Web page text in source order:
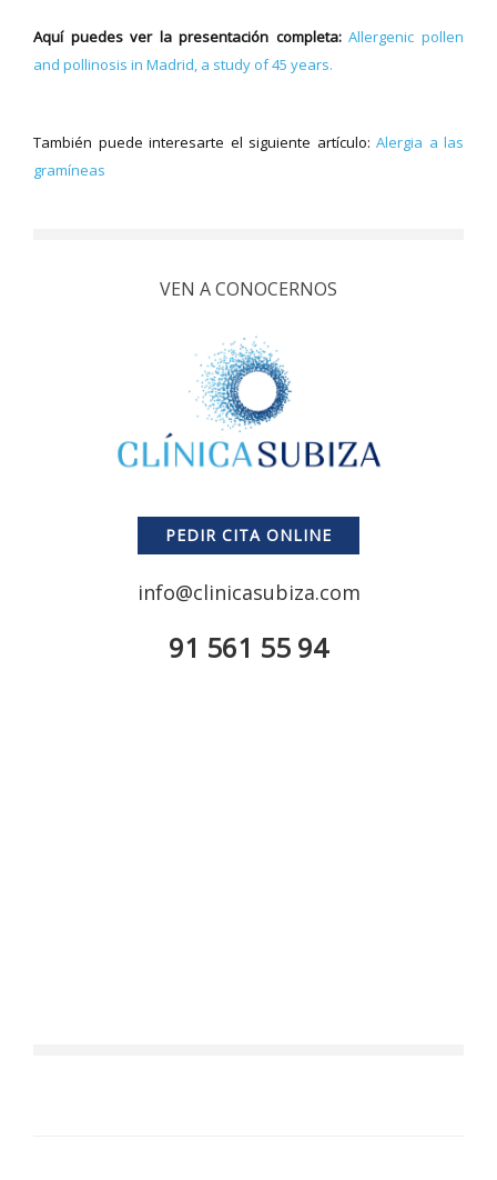
Aquí puedes ver la presentación completa: Allergenic pollen
and pollinosis in Madrid, a study of 45 years.
También puede interesarte el siguiente artículo: Alergia a las
gramíneas
VEN A CONOCERNOS
PEDIR CITA ONLINE
info@clinicasubiza.com
91 561 55 94